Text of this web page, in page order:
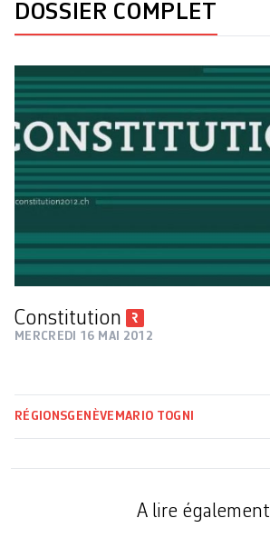
DOSSIER COMPLET
Constitution
MERCREDI 16 MAI 2012
RÉGIONSGENÈVE MARIO TOGNI
A lire également